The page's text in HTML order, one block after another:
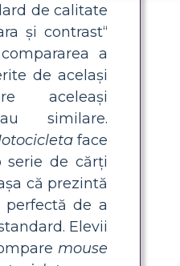
de calitate
și contrast“
a
de același
aceleași
similare.
face
de cărți
că prezintă
de a
Elevii
mouse